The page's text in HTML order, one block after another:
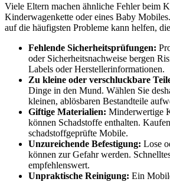
Viele Eltern machen ähnliche Fehler beim
Kinderwagenkette oder eines Baby
auf die häufigsten Probleme kann helfen,
Fehlende Sicherheitsprüfungen:
oder Sicherheitsnachweise bergen
Labels oder Herstellerinformationen.
Zu kleine oder verschluckbare
Dinge in den Mund. Wählen Sie
kleinen, ablösbaren Bestandteile
Giftige Materialien: Minderwertige
können Schadstoffe enthalten.
schadstoffgeprüfte Mobile.
Unzureichende Befestigung: Lose
können zur Gefahr werden.
empfehlenswert.
Unpraktische Reinigung: Ein